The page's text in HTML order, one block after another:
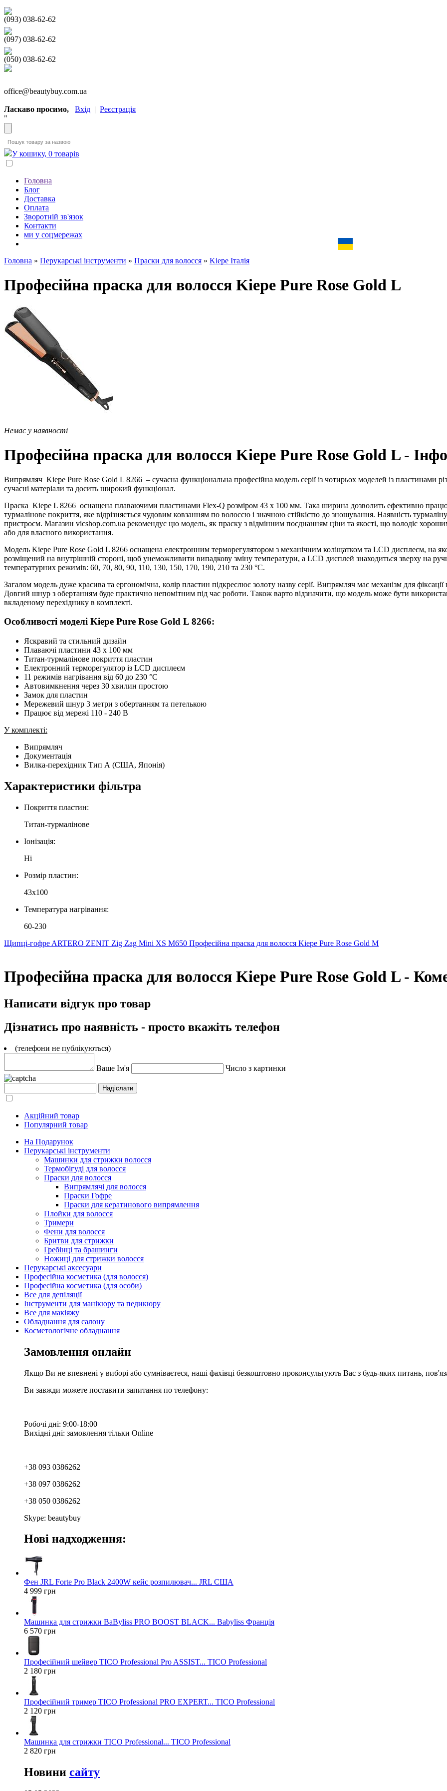
(093) 038-62-62
(097) 038-62-62
(050) 038-62-62
office@beautybuy.com.ua
Ласкаво просимо, Вхід | Реєстрація
"
У кошику, 0 товарів
Головна
Блог
Доставка
Оплата
Зворотній зв'язок
Контакти
ми у соцмережах
Головна » Перукарські інструменти » Праски для волосся » Kiepe Італія
Професійна праска для волосся Kiepe Pure Rose Gold L
Немає у наявності
Професійна праска для волосся Kiepe Pure Rose Gold L -
Випрямляч Kiepe Pure Rose Gold L 8266 – сучасна функціональна професійна модель серії із чотирьох моделей із
сучасні матеріали та досить широкий функціонал.
Праска Kiepe L 8266 оснащена плаваючими пластинами Flex-Q розміром 43 x 100 мм. Така ширина дозволить ефективно
турмалінове покриття, яке відрізняється чудовим ковзанням по волоссю і значною стійкістю до зношування. Наявність
пристроєм. Магазин vicshop.com.ua рекомендує цю модель, як праску з відмінним поєднанням ціни та якості, що володіє
або для власного використання.
Модель Kiepe Pure Rose Gold L 8266 оснащена електронним терморегулятором з механічним коліщатком та LCD дисплеєм, на
розміщений на внутрішній стороні, щоб унеможливити випадкову зміну температури, а LCD дисплей знаходиться зверху на
температурних режимів: 60, 70, 80, 90, 110, 130, 150, 170, 190, 210 та 230 °C.
Загалом модель дуже красива та ергономічна, колір пластин підкреслює золоту назву серії. Випрямляч має механізм для
Довгий шнур з обертанням буде практично непомітним під час роботи. Також варто відзначити, що модель може бути
вкладеному перехіднику в комплекті.
Особливості моделі Kiepe Pure Rose Gold L 8266:
Яскравий та стильний дизайн
Плаваючі пластини 43 x 100 мм
Титан-турмалінове покриття пластин
Електронний терморегулятор із LCD дисплеєм
11 режимів нагрівання від 60 до 230 °C
Автовимкнення через 30 хвилин простою
Замок для пластин
Мережевий шнур 3 метри з обертанням та петелькою
Працює від мережі 110 - 240 В
У комплекті:
Випрямляч
Документація
Вилка-перехідник Тип А (США, Японія)
Характеристики фільтра
Покриття пластин:
Титан-турмалінове
Іонізація:
Ні
Розмір пластин:
43x100
Температура нагрівання:
60-230
Щипці-гофpe ARTERO ZENIT Zig Zag Mini XS M650 Професійна праска для волосся Kiepe Pure Rose Gold M
Професійна праска для волосся Kiepe Pure Rose Gold L -
Написати відгук про товар
Дізнатись про наявність - просто вкажіть телефон
(телефони не публікуються)
Ваше Ім'я Число з картинки
Акційний товар
Популярний товар
На Подарунок
Перукарські інструменти
Машинки для стрижки волосся
Термобігуді для волосся
Праски для волосся
Випрямлячі для волосся
Праски Гофре
Праски для кератинового випрямлення
Плойки для волосся
Тримери
Фени для волосся
Бритви для стрижки
Гребінці та брашинги
Ножиці для стрижки волосся
Перукарські аксесуари
Професійна косметика (для волосся)
Професійна косметика (для особи)
Все для депіляції
Інструменти для манікюру та педикюру
Все для макіяжу
Обладнання для салону
Косметологічне обладнання
Замовлення онлайн
Якщо Ви не впевнені у виборі або сумніваєтеся, наші фахівці безкоштовно проконсультують Вас з будь-яких питань,
Ви завжди можете поставити запитання по телефону:
Робочі дні: 9:00-18:00
Вихідні дні: замовлення тільки Online
+38 093 0386262
+38 097 0386262
+38 050 0386262
Skype: beautybuy
Нові надходження:
Фен JRL Forte Pro Black 2400W кейс розпилювач... JRL США
4 999 грн
Машинка для стрижки BaByliss PRO BOOST BLACK... Babyliss Франція
6 570 грн
Професійний шейвер TICO Professional Pro ASSIST... TICO Professional
2 180 грн
Професійний тример TICO Professional PRO EXPERT... TICO Professional
2 120 грн
Машинка для стрижки TICO Professional... TICO Professional
2 820 грн
Новини сайту